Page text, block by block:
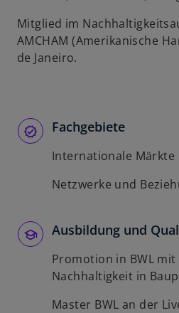
Mitglied im
AMCHAM (Amerikanische
de Janeiro.
Fachgebiete
Internationale Märkte
Netzwerke und
Ausbildung und
Promotion in BWL
Nachhaltigkeit in
Master BWL an der